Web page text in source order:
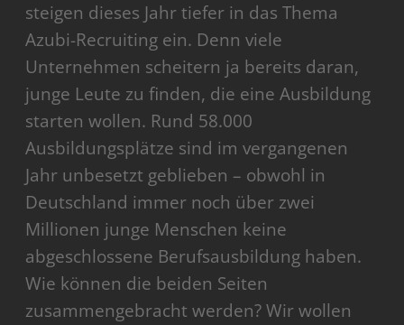
steigen dieses Jahr tiefer in das Thema
Azubi-Recruiting ein. Denn viele
Unternehmen scheitern ja bereits daran,
junge Leute zu finden, die eine Ausbildung
starten wollen. Rund 58.000
Ausbildungsplätze sind im vergangenen
Jahr unbesetzt geblieben – obwohl in
Deutschland immer noch über zwei
Millionen junge Menschen keine
abgeschlossene Berufsausbildung haben.
Wie können die beiden Seiten
zusammengebracht werden? Wir wollen